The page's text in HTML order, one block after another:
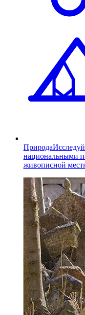
Природа
национальными
живописной